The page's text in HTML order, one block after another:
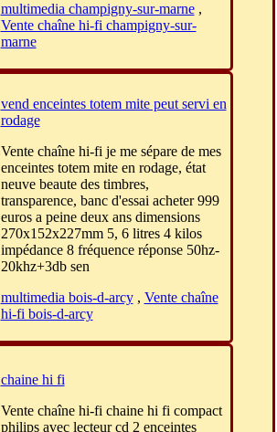
multimedia champigny-sur-marne,
Vente chaîne hi-fi champigny-sur-
marne
vend enceintes totem mite peut servi en
rodage
Vente chaîne hi-fi je me sépare de mes
enceintes totem mite en rodage, état
neuve beaute des timbres,
transparence, banc d'essai acheter 999
euros a peine deux ans dimensions
270x152x227mm 5, 6 litres 4 kilos
impédance 8 fréquence réponse 50hz-
20khz+3db sen
multimedia bois-d-arcy, Vente chaîne
hi-fi bois-d-arcy
chaine hi fi
Vente chaîne hi-fi chaine hi fi compact
philips avec lecteur cd 2 enceintes